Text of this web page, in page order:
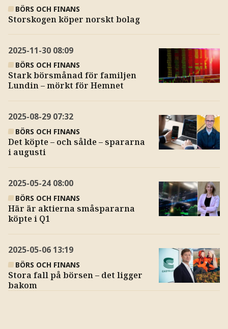
BÖRS OCH FINANS
Storskogen köper norskt bolag
2025-11-30 08:09
BÖRS OCH FINANS
Stark börsmånad för familjen
Lundin – mörkt för Hemnet
2025-08-29 07:32
BÖRS OCH FINANS
Det köpte – och sålde – spararna
i augusti
2025-05-24 08:00
BÖRS OCH FINANS
Här är aktierna småspararna
köpte i Q1
2025-05-06 13:19
BÖRS OCH FINANS
Stora fall på börsen – det ligger
bakom